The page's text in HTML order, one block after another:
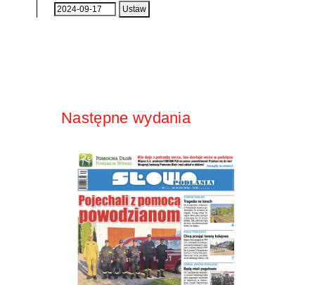
Następne wydania